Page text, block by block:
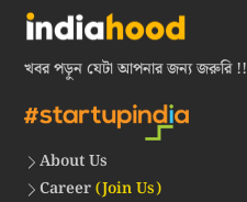
খবর পড়ুন যেটা আপনার জন্য জরুরি !!
About Us
Career(Join Us)